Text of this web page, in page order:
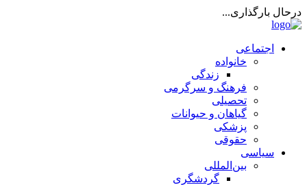
درحال بارگذاری...
اجتماعی
خانواده
زندگی
فرهنگ و سرگرمی
تحصیلی
گیاهان و حیوانات
پزشکی
حقوقی
سیاسی
بین‌المللی
گردشگری